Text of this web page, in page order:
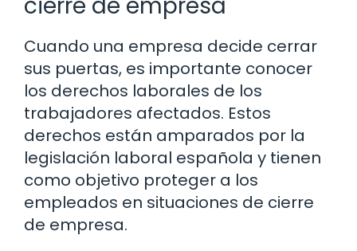
cierre de empresa
Cuando una empresa decide cerrar
sus puertas, es importante conocer
los derechos laborales de los
trabajadores afectados. Estos
derechos están amparados por la
legislación laboral española y tienen
como objetivo proteger a los
empleados en situaciones de cierre
de empresa.